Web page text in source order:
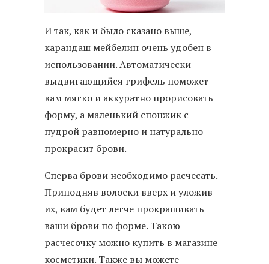
И так, как и было сказано выше,
карандаш мейбелин очень удобен в
использовании. Автоматически
выдвигающийся грифель поможет
вам мягко и аккуратно прорисовать
форму, а маленький спонжик с
пудрой равномерно и натурально
прокрасит брови.
Сперва брови необходимо расчесать.
Приподняв волоски вверх и уложив
их, вам будет легче прокрашивать
ваши брови по форме. Такою
расчесочку можно купить в магазине
косметики. Также вы можете